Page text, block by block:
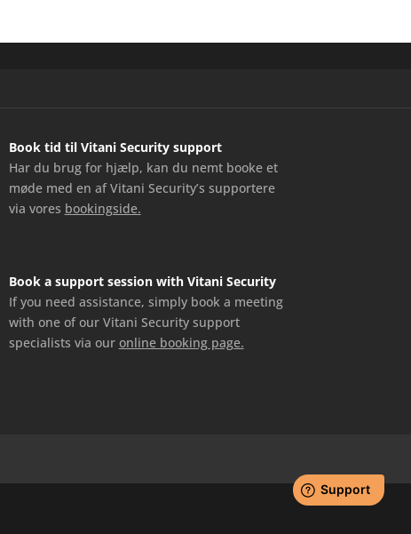
Book tid til Vitani Security support
Har du brug for hjælp, kan du nemt booke et
møde med en af Vitani Security’s supportere
via vores bookingside.
Book a support session with Vitani Security
If you need assistance, simply book a meeting
with one of our Vitani Security support
specialists via our online booking page.